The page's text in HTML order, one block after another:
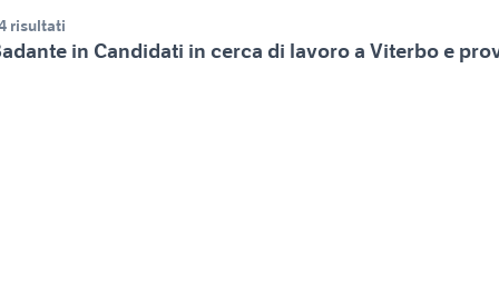
risultati
in Candidati in cerca di lavoro a Viterbo e